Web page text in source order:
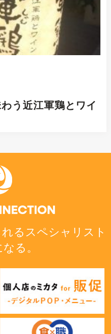
う近江軍鶏とワイ
れるスペシャリスト
る。